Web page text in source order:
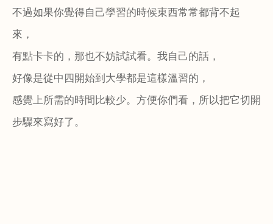
不過如果你覺得自己學習的時候東西常常都背不起
來，
有點卡卡的，那也不妨試試看。我自己的話，
好像是從中四開始到大學都是這樣溫習的，
感覺上所需的時間比較少。方便你們看，所以把它切開
步驟來寫好了。